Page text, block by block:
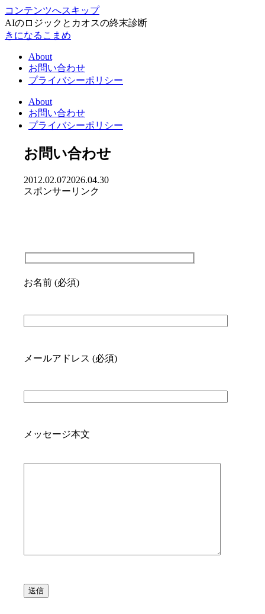
コンテンツへスキップ
AIのロジックとカオスの終末診断
きになるこまめ
About
お問い合わせ
プライバシーポリシー
About
お問い合わせ
プライバシーポリシー
お問い合わせ
2012.02.072026.04.30
スポンサーリンク
お名前 (必須)
メールアドレス (必須)
メッセージ本文